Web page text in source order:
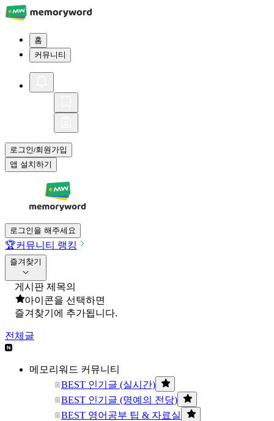
홈
커뮤니티
로그인/회원가입
앱 설치하기
로그인을 해주세요
🏆커뮤니티 랭킹
즐겨찾기
게시판 제목의
아이콘을 선택하면
즐겨찾기에 추가됩니다.
전체글
메모리워드 커뮤니티
BEST 인기글 (실시간)
BEST 인기글 (명예의 전당)
BEST 영어공부 팁 & 자료실